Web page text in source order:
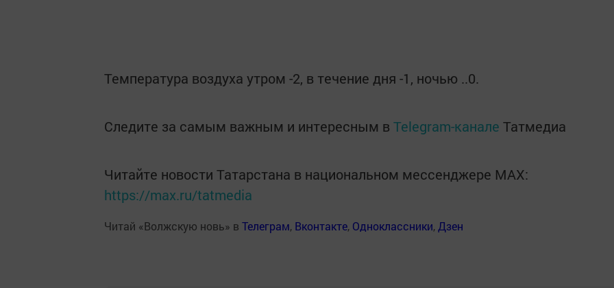
Температура воздуха утром -2, в течение дня -1, ночью ..0.
Следите за самым важным и интересным в Telegram-канале Татмедиа
Читайте новости Татарстана в национальном мессенджере MАХ:
https://max.ru/tatmedia
Читай «Волжскую новь» в Телеграм, Вконтакте, Одноклассники, Дзен